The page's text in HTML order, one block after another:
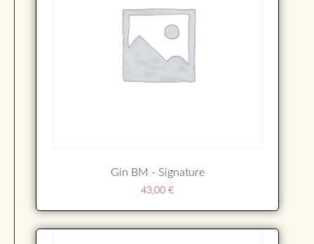
Gin BM - Signature
43,00 €